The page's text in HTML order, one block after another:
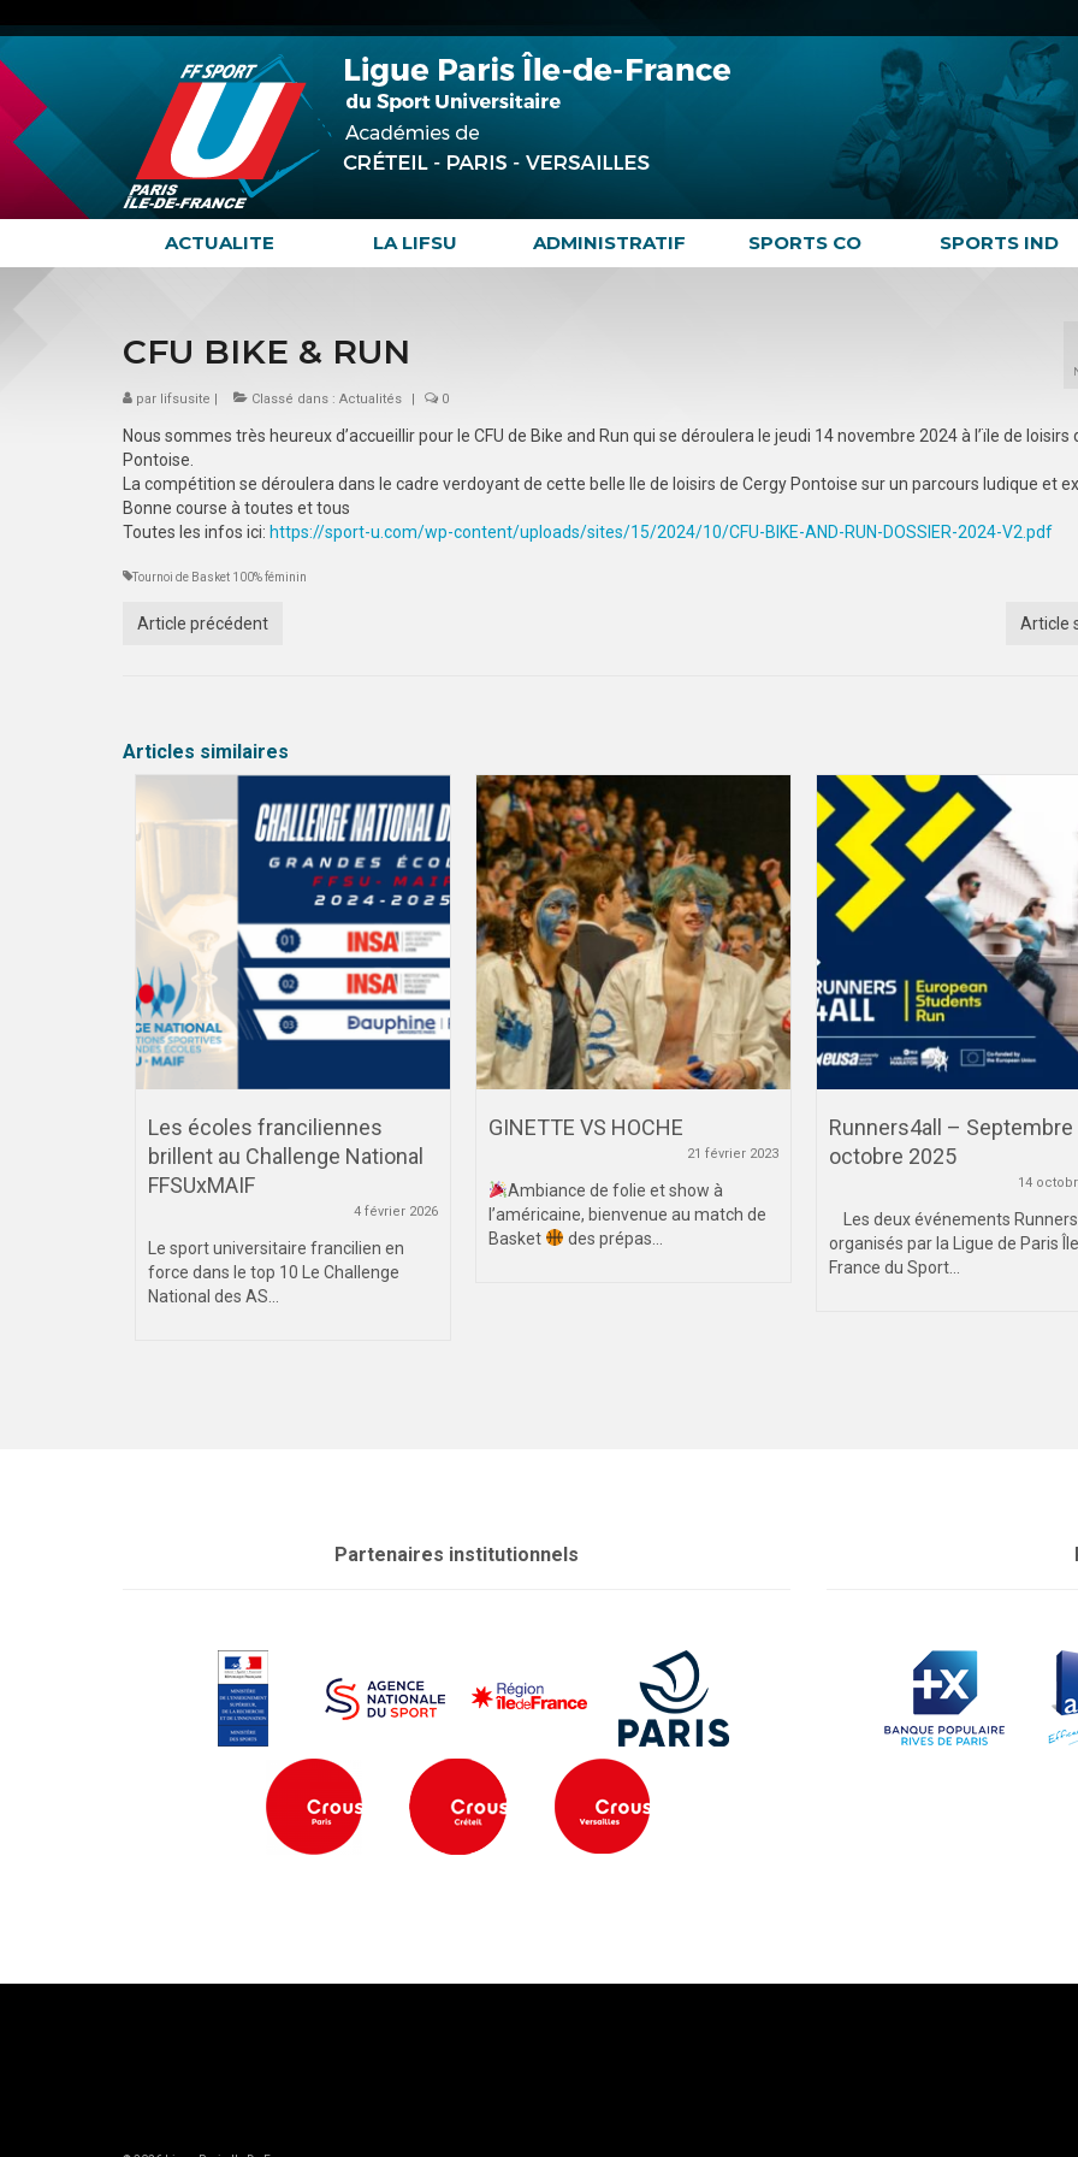
ACTUALITE LA LIFSU ADMINISTRATIF SPORTS CO SPORTS IND
CFU BIKE & RUN
par lifsusite | Classé dans : Actualités | 0
Nous sommes très heureux d’accueillir pour le CFU de Bike and Run qui se déroulera le jeudi 14 novembre 2024 à l’ïle de loisirs
Pontoise.
La compétition se déroulera dans le cadre verdoyant de cette belle Ile de loisirs de Cergy Pontoise sur un parcours ludique et
Bonne course à toutes et tous
Toutes les infos ici: https://sport-u.com/wp-content/uploads/sites/15/2024/10/CFU-BIKE-AND-RUN-DOSSIER-2024-V2.pdf
Tournoi de Basket 100% féminin
Article précédent Article
Articles similaires
Les écoles franciliennes
brillent au Challenge National
FFSUxMAIF
4 février 2026
Le sport universitaire francilien en
force dans le top 10 Le Challenge
National des AS...
GINETTE VS HOCHE
21 février 2023
Ambiance de folie et show à
l’américaine, bienvenue au match de
Basket
des prépas...
Runners4all – Septembre
octobre 2025
14
Les deux événements
organisés par la Ligue de Paris
France du Sport...
Partenaires institutionnels